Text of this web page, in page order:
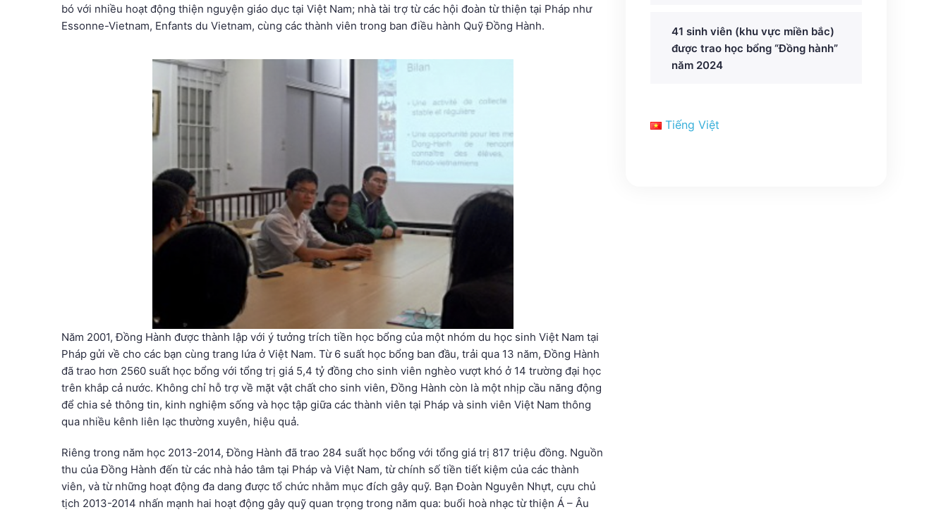
bó với nhiều hoạt động thiện nguyện giáo dục tại Việt Nam; nhà tài trợ từ các hội đoàn từ thiện tại Pháp như
Essonne-Vietnam, Enfants du Vietnam, cùng các thành viên trong ban điều hành Quỹ Đồng Hành.
Năm 2001, Đồng Hành được thành lập với ý tưởng trích tiền học bổng của một nhóm du học sinh Việt Nam tại
Pháp gửi về cho các bạn cùng trang lứa ở Việt Nam. Từ 6 suất học bổng ban đầu, trải qua 13 năm, Đồng Hành
đã trao hơn 2560 suất học bổng với tổng trị giá 5,4 tỷ đồng cho sinh viên nghèo vượt khó ở 14 trường đại học
trên khắp cả nước. Không chỉ hỗ trợ về mặt vật chất cho sinh viên, Đồng Hành còn là một nhịp cầu năng động
để chia sẻ thông tin, kinh nghiệm sống và học tập giữa các thành viên tại Pháp và sinh viên Việt Nam thông
qua nhiều kênh liên lạc thường xuyên, hiệu quả.
Riêng trong năm học 2013-2014, Đồng Hành đã trao 284 suất học bổng với tổng giá trị 817 triệu đồng. Nguồn
thu của Đồng Hành đến từ các nhà hảo tâm tại Pháp và Việt Nam, từ chính số tiền tiết kiệm của các thành
viên, và từ những hoạt động đa dang được tổ chức nhằm mục đích gây quỹ. Bạn Đoàn Nguyên Nhựt, cựu chủ
tịch 2013-2014 nhấn mạnh hai hoạt động gây quỹ quan trọng trong năm qua: buổi hoà nhạc từ thiện Á – Âu
41 sinh viên (khu vực miền bắc)
được trao học bổng “Đồng hành”
năm 2024
Tiếng Việt